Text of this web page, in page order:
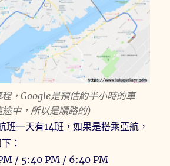
，Google是預估約半小時的車
中，所以是順路的)
一天有14班，如果是搭乘亞航，
：
/ 5:40 PM / 6:40 PM